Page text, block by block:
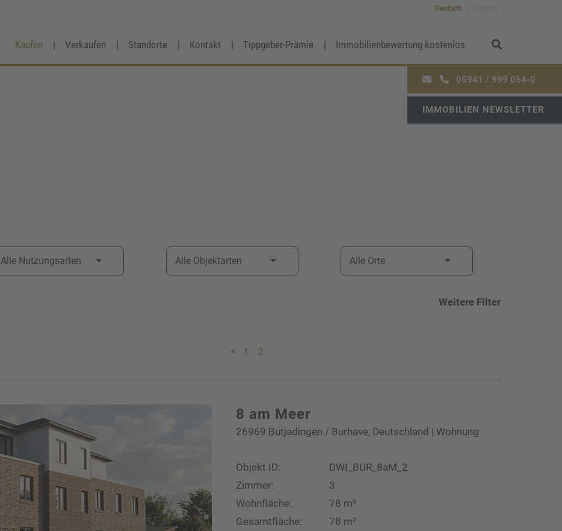
Deutsch
Kaufen Verkaufen Standorte Kontakt Tippgeber-Prämie Immobilienbewertung kostenlos
05941 / 999 054-0
IMMOBILIEN NEWSLETTER
Ihre Nachricht an uns
Bitte beachten Sie unsereHinweise zum Datenschutz
Alle Nutzungsarten Alle Objektarten Alle Orte
Weitere Filter
1
2
8 am Meer
26969 Butjadingen / Burhave, Deutschland | Wohnung
Objekt ID:
DWI_BUR_8aM_2
Zimmer:
3
Wohnfläche:
78 m²
Gesamtfläche:
78 m²